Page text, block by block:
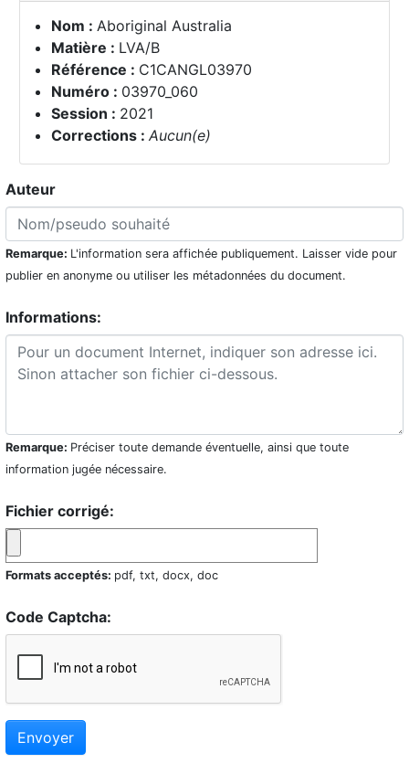
Nom : Aboriginal Australia
Matière : LVA/B
Référence : C1CANGL03970
Numéro : 03970_060
Session : 2021
Corrections : Aucun(e)
Auteur
Remarque: L'information sera affichée publiquement. Laisser vide pour
publier en anonyme ou utiliser les métadonnées du document.
Informations:
Remarque: Préciser toute demande éventuelle, ainsi que toute
information jugée nécessaire.
Fichier corrigé:
Formats acceptés: pdf, txt, docx, doc
Code Captcha:
Envoyer